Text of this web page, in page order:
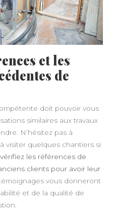
et les
de
doit pouvoir vous
similaires aux travaux
N’hésitez pas à
visiter quelques chantiers si
vérifiez les références de
clients pour avoir leur
témoignages vous donneront
et de la qualité de